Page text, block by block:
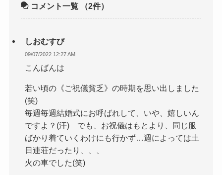
コメント一覧 （2件）
しおむすび
09/07/2022 12:27 AM
こんばんは
若い頃の《ご祝儀貧乏》の時期を思い出しました
(笑)
毎週毎週結婚式にお呼ばれして、いや、嬉しいん
ですよ？(汗) でも、お祝儀はもとより、同じ服
ばかり着ていくわけにも行かず…週によっては土
日連荘だったり、、、
火の車でした(笑)